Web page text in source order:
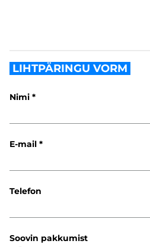
LIHTPÄRINGU VORM
Nimi
E-mail
Telefon
Soovin pakkumist